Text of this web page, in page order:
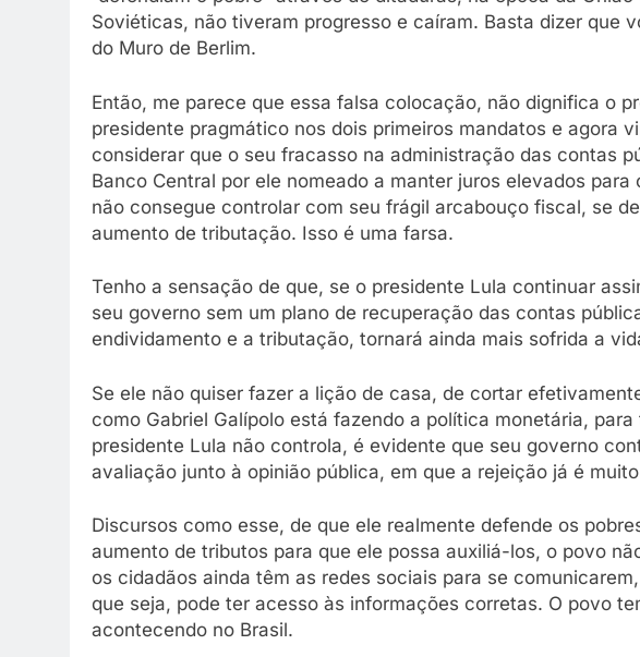
Soviéticas, não tiveram progresso e caíram. Basta dizer que
do Muro de Berlim.
Então, me parece que essa falsa colocação, não dignifica o
presidente pragmático nos dois primeiros mandatos e agora
considerar que o seu fracasso na administração das contas
Banco Central por ele nomeado a manter juros elevados
não consegue controlar com seu frágil arcabouço fiscal, se
aumento de tributação. Isso é uma farsa.
Tenho a sensação de que, se o presidente Lula continuar
seu governo sem um plano de recuperação das contas
endividamento e a tributação, tornará ainda mais sofrida a
Se ele não quiser fazer a lição de casa, de cortar
como Gabriel Galípolo está fazendo a política monetária,
presidente Lula não controla, é evidente que seu governo
avaliação junto à opinião pública, em que a rejeição já é
Discursos como esse, de que ele realmente defende os
aumento de tributos para que ele possa auxiliá-los, o povo
os cidadãos ainda têm as redes sociais para se
que seja, pode ter acesso às informações corretas. O povo
acontecendo no Brasil.